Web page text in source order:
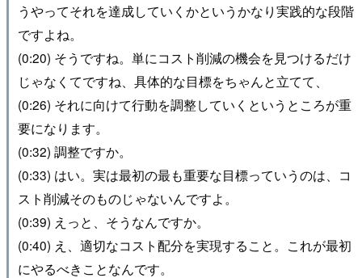
うやってそれを達成していくかというかなり実践的な段階
ですよね。
(0:20) そうですね。単にコスト削減の機会を見つけるだけ
じゃなくてですね、具体的な目標をちゃんと立てて、
(0:26) それに向けて行動を調整していくというところが重
要になります。
(0:32) 調整ですか。
(0:33) はい。実は最初の最も重要な目標っていうのは、コ
スト削減そのものじゃないんですよ。
(0:39) えっと、そうなんですか。
(0:40) え、適切なコスト配分を実現すること。これが最初
にやるべきことなんです。